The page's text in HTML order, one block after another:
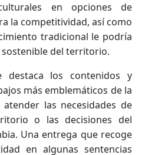
en opciones de
la competitividad, así como
tradicional le podría
del territorio.
destaca los contenidos y
más emblemáticos de la
las necesidades de
o las decisiones del
Una entrega que recoge
en algunas sentencias